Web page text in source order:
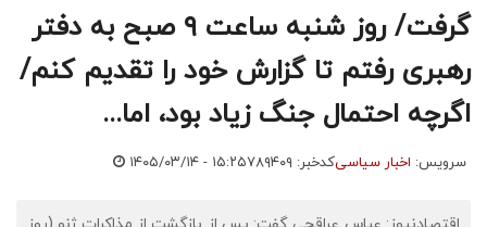
گرفت/ روز شنبه ساعت ۹ صبح به دفتر
رهبری رفتم تا گزارش خود را تقدیم کنم/
اگرچه احتمال جنگ زیاد بود، اما...
سرویس: اخبار سیاسیکدخبر: ۷۸۹۴۰۹ ۱۴۰۵/۰۳/۱۴ - ۱۵:۲۵